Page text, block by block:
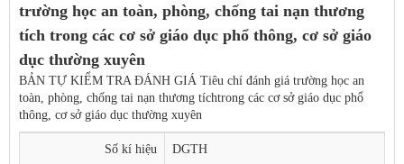
trường học an toàn, phòng, chống tai nạn thương
tích trong các cơ sở giáo dục phổ thông, cơ sở giáo
dục thường xuyên
BẢN TỰ KIỂM TRA ĐÁNH GIÁ Tiêu chí đánh giá trường học an
toàn, phòng, chống tai nạn thương tíchtrong các cơ sở giáo dục phổ
thông, cơ sở giáo dục thường xuyên
Số kí hiệu DGTH